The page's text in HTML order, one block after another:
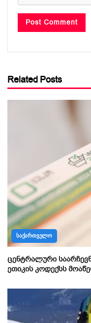
Related Posts
ᲡᲐᲥᲐᲠᲗᲕᲔᲚᲝ
ცენტრალური
ეთიკის კოდექსს